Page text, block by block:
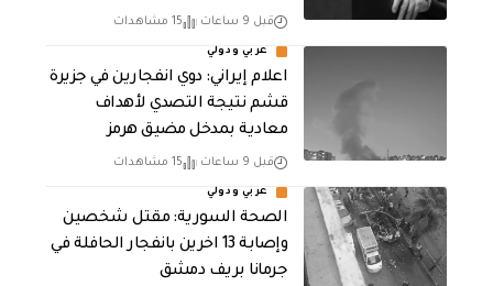
قبل 9 ساعات 15 مشاهدات
عربي ودولي
اعلام إيراني: دوي انفجارين في جزيرة
قشم نتيجة التصدي لأهداف
معادية بمدخل مضيق هرمز
قبل 9 ساعات 15 مشاهدات
عربي ودولي
الصحة السورية: مقتل شخصين
وإصابة 13 اخرين بانفجار الحافلة في
جرمانا بريف دمشق